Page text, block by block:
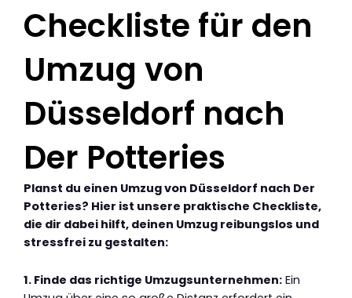
Checkliste für den
Umzug von
Düsseldorf nach
Der Potteries
Planst du einen Umzug von Düsseldorf nach Der
Potteries? Hier ist unsere praktische Checkliste,
die dir dabei hilft, deinen Umzug reibungslos und
stressfrei zu gestalten:
1. Finde das richtige Umzugsunternehmen: Ein